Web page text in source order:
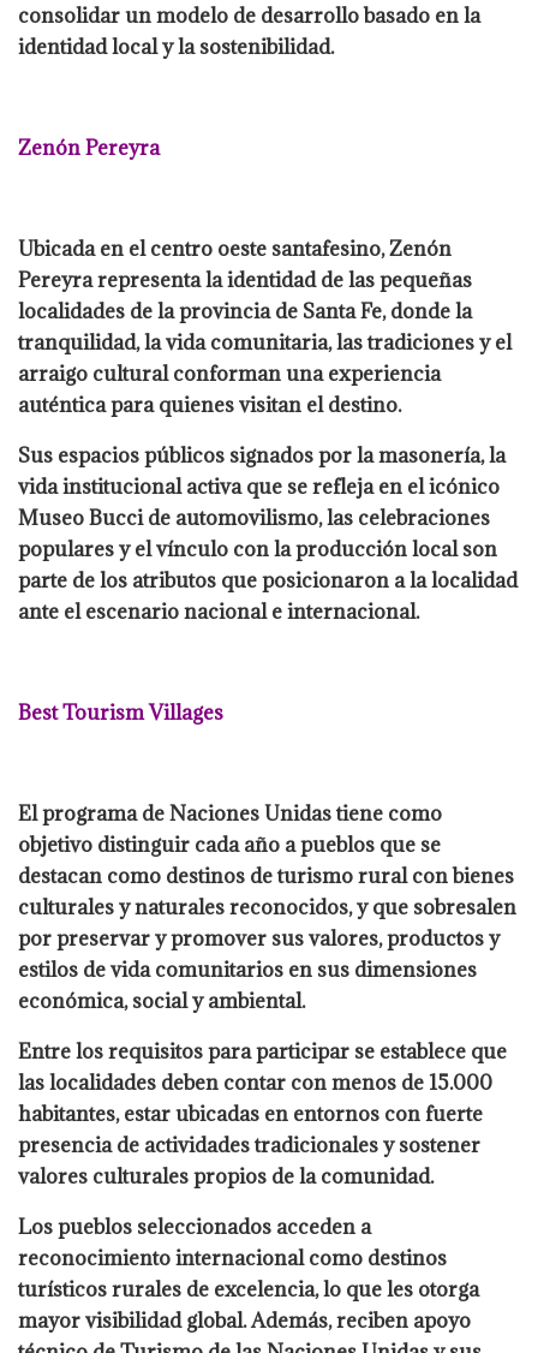
consolidar un modelo de desarrollo basado en la
identidad local y la sostenibilidad.
Zenón Pereyra
Ubicada en el centro oeste santafesino, Zenón
Pereyra representa la identidad de las pequeñas
localidades de la provincia de Santa Fe, donde la
tranquilidad, la vida comunitaria, las tradiciones y el
arraigo cultural conforman una experiencia
auténtica para quienes visitan el destino.
Sus espacios públicos signados por la masonería, la
vida institucional activa que se refleja en el icónico
Museo Bucci de automovilismo, las celebraciones
populares y el vínculo con la producción local son
parte de los atributos que posicionaron a la localidad
ante el escenario nacional e internacional.
Best Tourism Villages
El programa de Naciones Unidas tiene como
objetivo distinguir cada año a pueblos que se
destacan como destinos de turismo rural con bienes
culturales y naturales reconocidos, y que sobresalen
por preservar y promover sus valores, productos y
estilos de vida comunitarios en sus dimensiones
económica, social y ambiental.
Entre los requisitos para participar se establece que
las localidades deben contar con menos de 15.000
habitantes, estar ubicadas en entornos con fuerte
presencia de actividades tradicionales y sostener
valores culturales propios de la comunidad.
Los pueblos seleccionados acceden a
reconocimiento internacional como destinos
turísticos rurales de excelencia, lo que les otorga
mayor visibilidad global. Además, reciben apoyo